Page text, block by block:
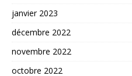
janvier 2023
décembre 2022
novembre 2022
octobre 2022